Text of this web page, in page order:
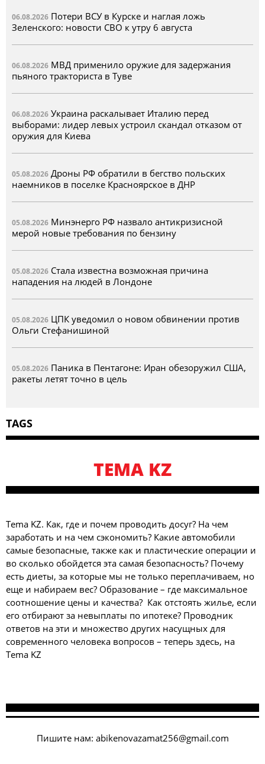
06.08.2026 Потери ВСУ в Курске и наглая ложь
Зеленского: новости СВО к утру 6 августа
06.08.2026 МВД применило оружие для задержания
пьяного тракториста в Туве
06.08.2026 Украина раскалывает Италию перед
выборами: лидер левых устроил скандал отказом от
оружия для Киева
05.08.2026 Дроны РФ обратили в бегство польских
наемников в поселке Красноярское в ДНР
05.08.2026 Минэнерго РФ назвало антикризисной
мерой новые требования по бензину
05.08.2026 Стала известна возможная причина
нападения на людей в Лондоне
05.08.2026 ЦПК уведомил о новом обвинении против
Ольги Стефанишиной
05.08.2026 Паника в Пентагоне: Иран обезоружил США,
ракеты летят точно в цель
TAGS
TEMA KZ
Tema KZ. Как, где и почем проводить досуг? На чем
заработать и на чем сэкономить? Какие автомобили
самые безопасные, также как и пластические операции и
во сколько обойдется эта самая безопасность? Почему
есть диеты, за которые мы не только переплачиваем, но
еще и набираем вес? Образование – где максимальное
соотношение цены и качества? Как отстоять жилье, если
его отбирают за невыплаты по ипотеке? Проводник
ответов на эти и множество других насущных для
современного человека вопросов – теперь здесь, на
Tema KZ
Пишите нам: abikenovazamat256@gmail.com